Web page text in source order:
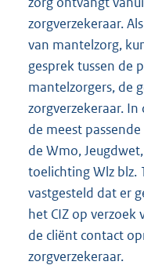
zorgverzekeraar.
van mantelzorg,
gesprek tussen de
mantelzorgers, de
zorgverzekeraar.
de meest
de Wmo,
toelichting Wlz blz.
vastgesteld dat er
het CIZ op
de cliënt contact
zorgverzekeraar.